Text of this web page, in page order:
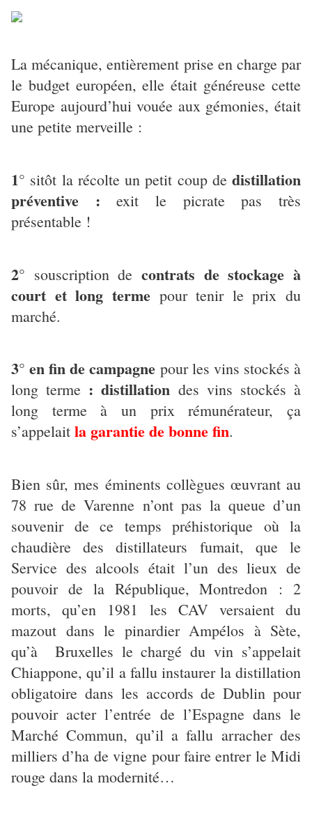
La mécanique, entièrement prise en charge par
le budget européen, elle était généreuse cette
Europe aujourd’hui vouée aux gémonies, était
une petite merveille :
1° sitôt la récolte un petit coup de distillation
préventive :exit le picrate pas très
présentable !
2° souscription de contrats de stockage à
court et long terme pour tenir le prix du
marché.
3° en fin de campagne pour les vins stockés à
long terme : distillation des vins stockés à
long terme à un prix rémunérateur, ça
s’appelait la garantie de bonne fin.
Bien sûr, mes éminents collègues œuvrant au
78 rue de Varenne n’ont pas la queue d’un
souvenir de ce temps préhistorique où la
chaudière des distillateurs fumait, que le
Service des alcools était l’un des lieux de
pouvoir de la République, Montredon : 2
morts, qu’en 1981 les CAV versaient du
mazout dans le pinardier Ampélos à Sète,
qu’à Bruxelles le chargé du vin s’appelait
Chiappone, qu’il a fallu instaurer la distillation
obligatoire dans les accords de Dublin pour
pouvoir acter l’entrée de l’Espagne dans le
Marché Commun, qu’il a fallu arracher des
milliers d’ha de vigne pour faire entrer le Midi
rouge dans la modernité…